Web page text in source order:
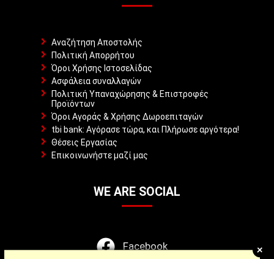
Αναζήτηση Αποστολής
Πολιτική Απορρήτου
Όροι Χρήσης Ιστοσελίδας
Ασφάλεια συναλλαγών
Πολιτική Υπαναχώρησης & Επιστροφές
Προϊόντων
Όροι Αγοράς & Χρήσης Δωροεπιταγών
tbi bank: Αγόρασε τώρα, και Πλήρωσε αργότερα!
Θέσεις Εργασίας
Επικοινωνήστε μαζί μας
WE ARE SOCIAL
Facebook +